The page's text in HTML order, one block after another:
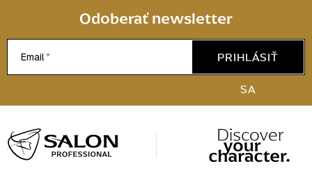
Odoberať newsletter
Email
PRIHLÁSIŤ
SA
á
p